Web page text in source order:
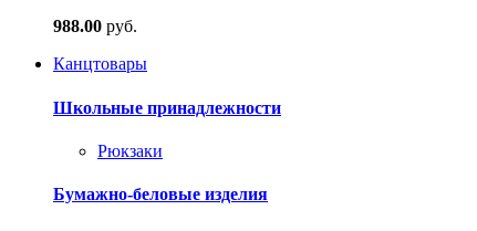
988.00 руб.
Канцтовары
Школьные принадлежности
Рюкзаки
Бумажно-беловые изделия